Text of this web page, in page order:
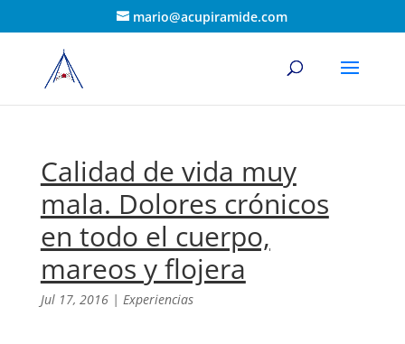
mario@acupiramide.com
Calidad de vida muy
mala. Dolores crónicos
en todo el cuerpo,
mareos y flojera
Jul 17, 2016| Experiencias